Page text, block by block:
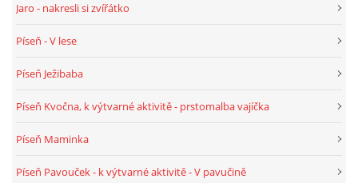
HÁDANKY K TÉMATU JARO, LÉTO, PODZIM,ZIMA
BÁSNĚ K TÉMATU JARO
Jaro - nakresli si zvířátko
Píseň - V lese
Píseň Ježibaba
Píseň Kvočna, k výtvarné aktivitě - prstomalba vajíčka
Píseň Maminka
Píseň Pavouček - k výtvarné aktivitě - V pavučině